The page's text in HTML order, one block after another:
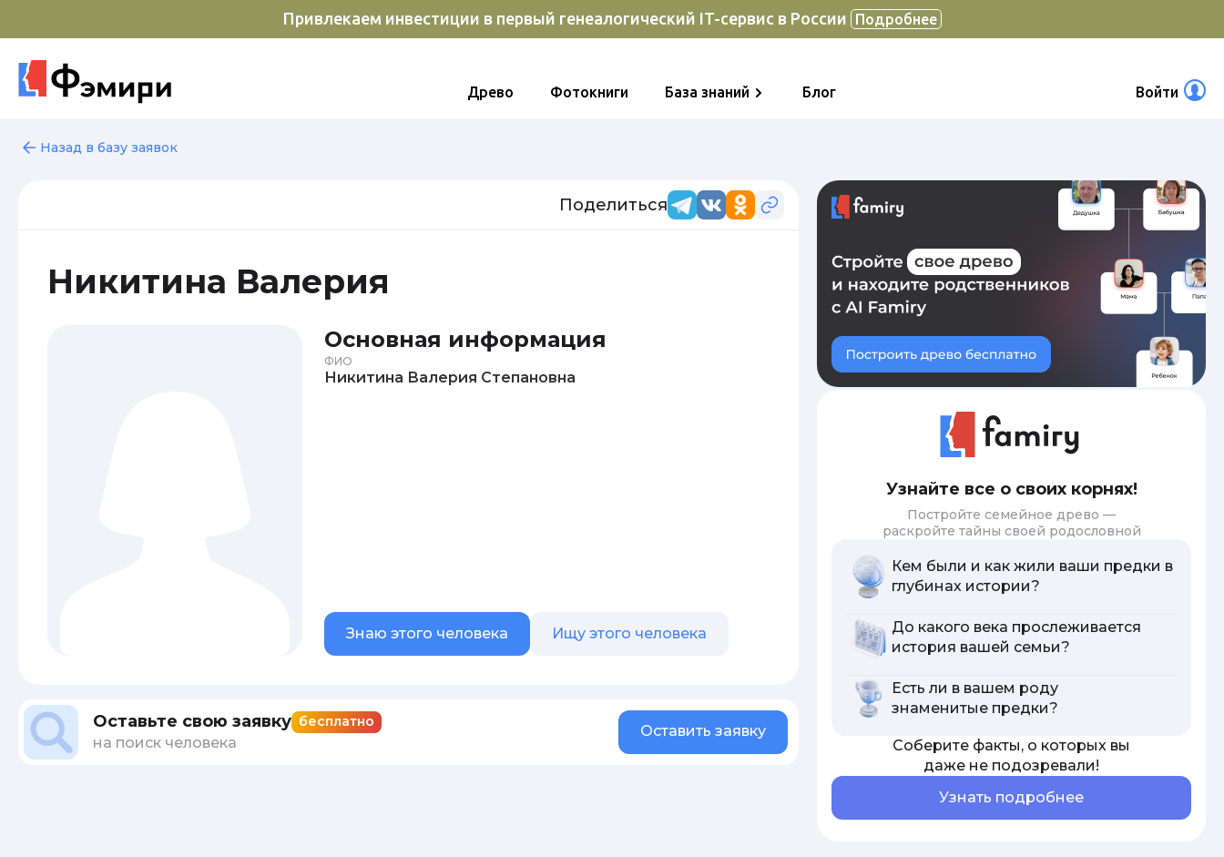
Привлекаем инвестиции в первый генеалогический IT-сервис в России Подробнее
Древо Фотокниги База знаний Блог Войти
Назад в базу заявок
Поделиться
Никитина Валерия
Основная информация
ФИО
Никитина Валерия Степановна
Знаю этого человека Ищу этого человека
Оставьте свою заявку бесплатно
на поиск человека
Оставить заявку
Узнайте все о своих корнях!
Постройте семейное древо —
раскройте тайны своей родословной
Кем были и как жили ваши предки в
глубинах истории?
До какого века прослеживается
история вашей семьи?
Есть ли в вашем роду
знаменитые предки?
Соберите факты, о которых вы
даже не подозревали!
Узнать подробнее